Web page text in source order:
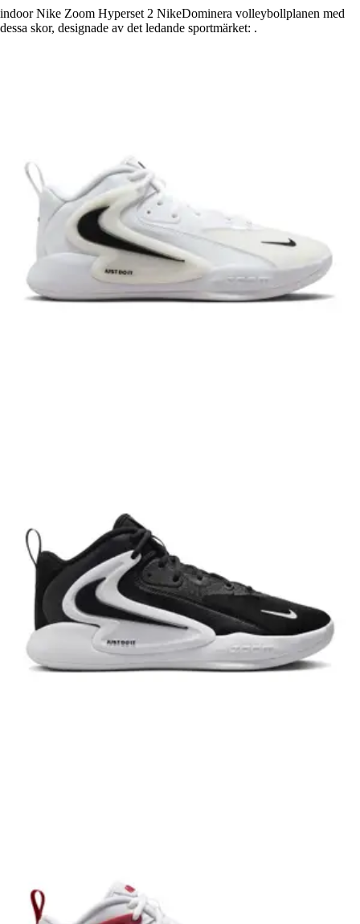
indoor Nike Zoom Hyperset 2 NikeDominera volleybollplanen med
dessa skor, designade av det ledande sportmärket: .